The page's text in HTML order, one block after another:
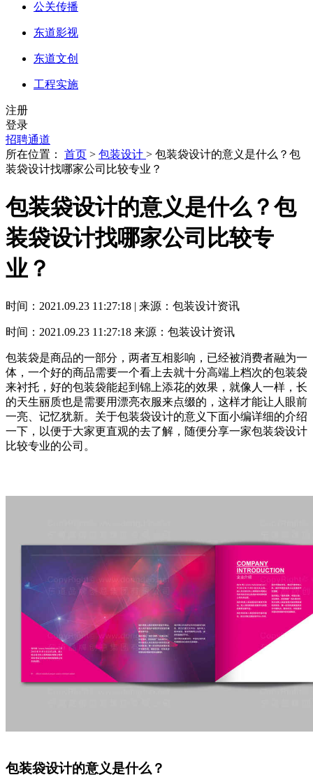
公关传播
东道影视
东道文创
工程实施
注册
登录
招聘通道
所在位置： 首页 > 包装设计 > 包装袋设计的意义是什么？包
装袋设计找哪家公司比较专业？
包装袋设计的意义是什么？包
装袋设计找哪家公司比较专
业？
时间：2021.09.23 11:27:18 | 来源：包装设计资讯
时间：2021.09.23 11:27:18 来源：包装设计资讯
包装袋是商品的一部分，两者互相影响，已经被消费者融为一
体，一个好的商品需要一个看上去就十分高端上档次的包装袋
来衬托，好的包装袋能起到锦上添花的效果，就像人一样，长
的天生丽质也是需要用漂亮衣服来点缀的，这样才能让人眼前
一亮、记忆犹新。关于包装袋设计的意义下面小编详细的介绍
一下，以便于大家更直观的去了解，随便分享一家包装袋设计
比较专业的公司。
包装袋设计的意义是什么？